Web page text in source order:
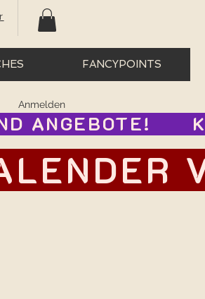
FANCYPOINTS
Anmelden
ANGEBOTE!